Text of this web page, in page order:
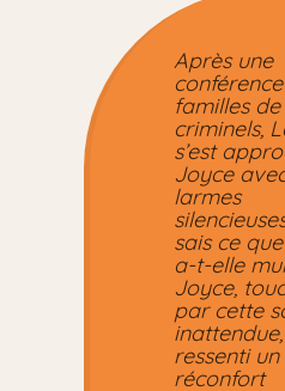
Après une
familles de
criminels,
s’est
Joyce
larmes
sais ce que
a-t-elle
Joyce,
par cette
ressenti un
réconfort